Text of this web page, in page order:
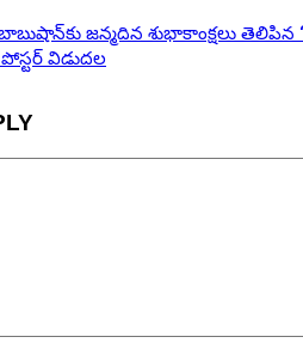
జన్మదిన శుభాకాంక్షలు తెలిపిన
విడుదల